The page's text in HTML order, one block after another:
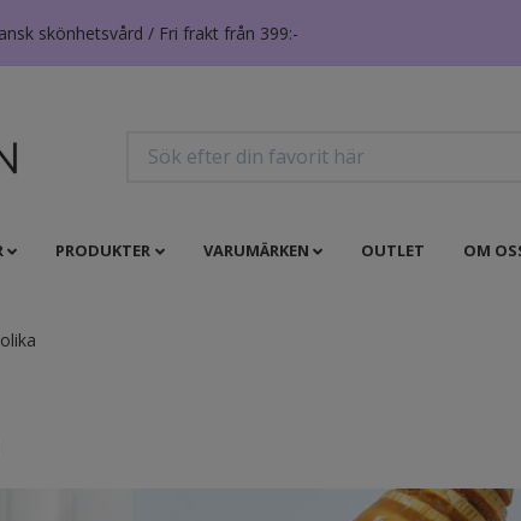
skönhetsvård / Fri frakt från 399:-
PRODUKTER VARUMÄRKEN OUTLET OM